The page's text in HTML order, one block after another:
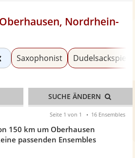
Nordrhein-
150 km um Oberhausen
passenden Ensembles
Kategorie «Blaskapelle»
Saxophonist
SUCHE ÄNDERN
Seite 1 von 1 16 Ensembles